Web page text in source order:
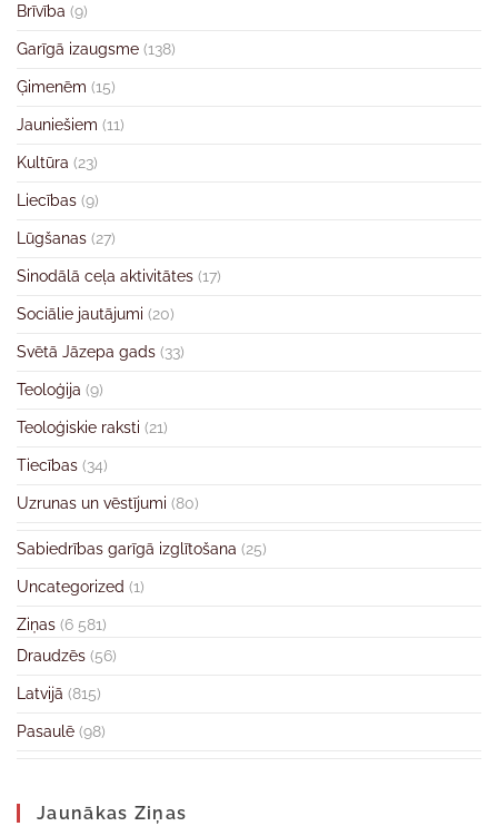
Brīvība (9)
Garīgā izaugsme (138)
Ģimenēm (15)
Jauniešiem (11)
Kultūra (23)
Liecības (9)
Lūgšanas (27)
Sinodālā ceļa aktivitātes (17)
Sociālie jautājumi (20)
Svētā Jāzepa gads (33)
Teoloģija (9)
Teoloģiskie raksti (21)
Tiecības (34)
Uzrunas un vēstījumi (80)
Sabiedrības garīgā izglītošana (25)
Uncategorized (1)
Ziņas (6 581)
Draudzēs (56)
Latvijā (815)
Pasaulē (98)
Jaunākas Ziņas